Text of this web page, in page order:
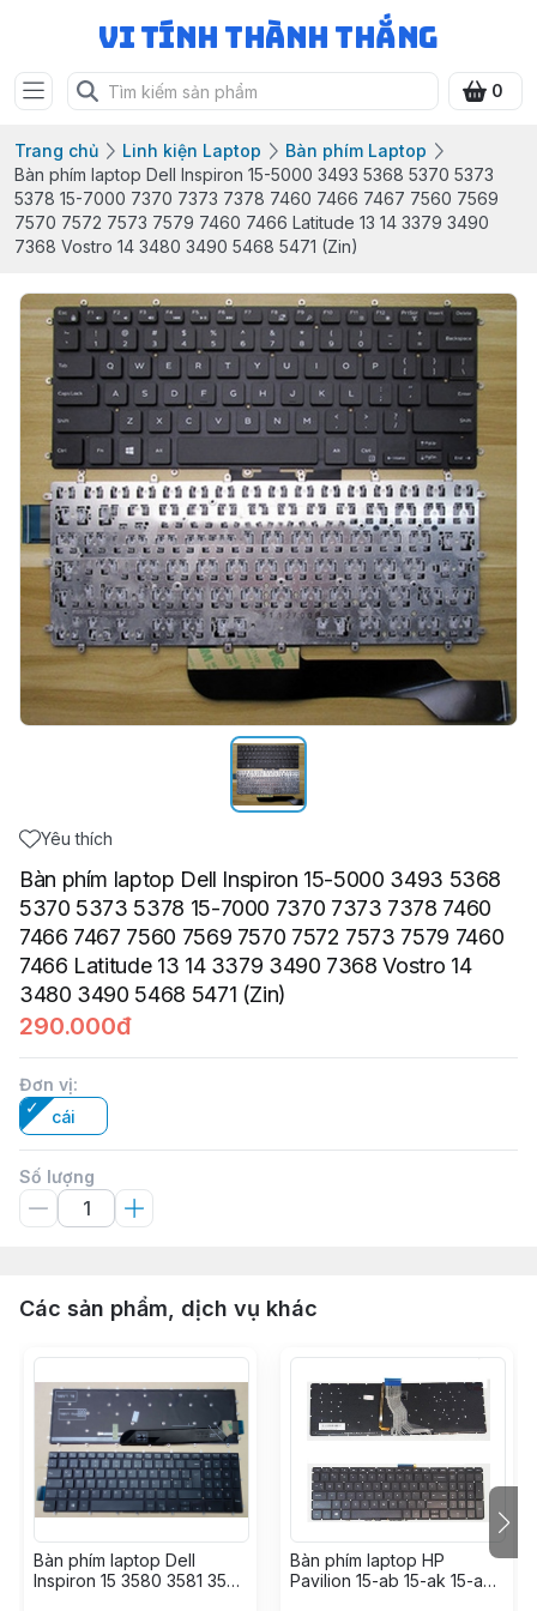
Vi Tính Thành Thắng
0
Trang chủ Linh kiện Laptop
Bàn phím Laptop
Bàn phím laptop Dell Inspiron 15-5000 3493 5368 5370 5373
5378 15-7000 7370 7373 7378 7460 7466 7467 7560 7569
7570 7572 7573 7579 7460 7466 Latitude 13 14 3379 3490
7368 Vostro 14 3480 3490 5468 5471 (Zin)
Yêu thích
Bàn phím laptop Dell Inspiron 15-5000 3493 5368
5370 5373 5378 15-7000 7370 7373 7378 7460
7466 7467 7560 7569 7570 7572 7573 7579 7460
7466 Latitude 13 14 3379 3490 7368 Vostro 14
3480 3490 5468 5471 (Zin)
290.000đ
Đơn vị:
cái
Số lượng
Các sản phẩm, dịch vụ khác
Bàn phím laptop Dell
Inspiron 15 3580 3581 3582
Bàn phím laptop HP
Pavilion 15-ab 15-ak 15-aq